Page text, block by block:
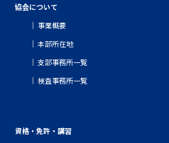
協会について
事業概要
本部所在地
支部事務所一覧
検査事務所一覧
資格・免許・講習